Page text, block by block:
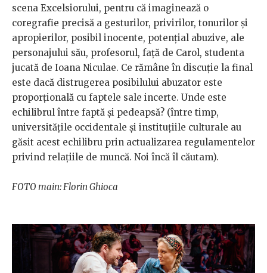
scena Excelsiorului, pentru că imaginează o
coregrafie precisă a gesturilor, privirilor, tonurilor și
apropierilor, posibil inocente, potențial abuzive, ale
personajului său, profesorul, față de Carol, studenta
jucată de Ioana Niculae. Ce rămâne în discuție la final
este dacă distrugerea posibilului abuzator este
proporțională cu faptele sale incerte. Unde este
echilibrul între faptă și pedeapsă? (între timp,
universitățile occidentale și instituțiile culturale au
găsit acest echilibru prin actualizarea regulamentelor
privind relațiile de muncă. Noi încă îl căutam).
FOTO main: Florin Ghioca